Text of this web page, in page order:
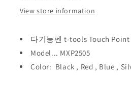
View store information
다기능펜 t-tools Touch Point
Model... MXP2505
Color: Black , Red , Blue ,